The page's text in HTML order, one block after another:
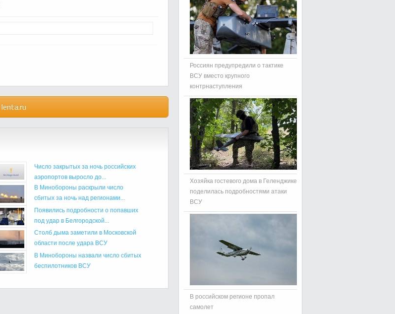
lenta.ru
Число закрытых за ночь российских
аэропортов выросло до...
В Минобороны раскрыли число
сбитых за ночь над регионами...
Появились подробности о попавших
под удар в Белгородской...
Столб дыма заметили в Московской
области после удара ВСУ
В Минобороны назвали число сбитых
беспилотников ВСУ
Россиян предупредили о тактике
ВСУ вместо крупного
контрнаступления
Хозяйка гостевого дома в Геленджике
поделилась подробностями атаки
ВСУ
В российском регионе пропал
самолет